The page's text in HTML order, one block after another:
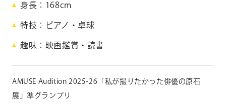
郎
S
o
身長 168cm
特技 ピアノ・卓球
趣味 映画鑑賞・読書
AMUSE Audition 2025-26「私が撮りたかった俳優の原石
展」準グランプリ